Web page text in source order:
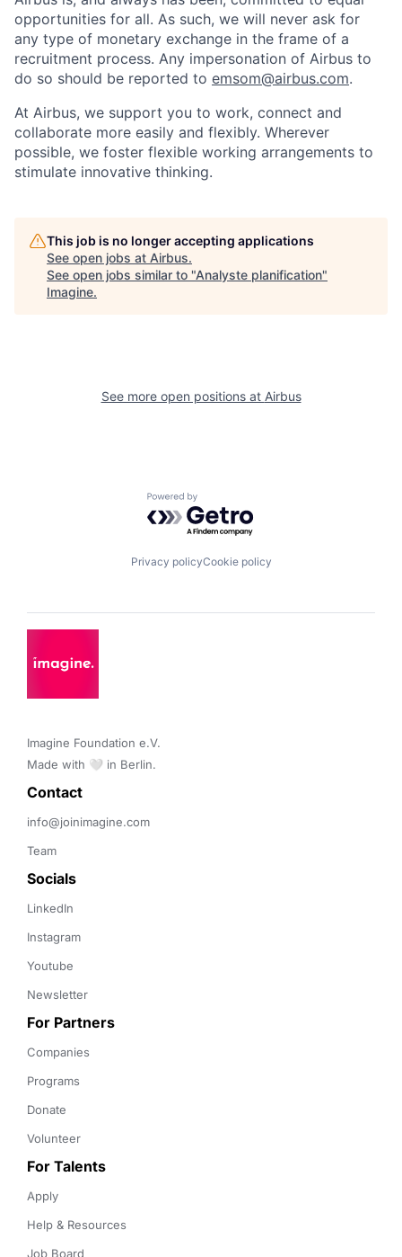
opportunities for all. As such, we will never ask for
any type of monetary exchange in the frame of a
recruitment process. Any impersonation of Airbus to
do so should be reported to emsom@airbus.com.
At Airbus, we support you to work, connect and
collaborate more easily and flexibly. Wherever
possible, we foster flexible working arrangements to
stimulate innovative thinking.
This job is no longer accepting applications
See open jobs at Airbus.
See open jobs similar to "Analyste planification"
Imagine.
See more open positions at Airbus
Powered by Getro.com
Privacy policyCookie policy
Imagine Foundation e.V.
Made with 🤍 in Berlin.
Contact
info@joinimagine.com
Team
Socials
LinkedIn
Instagram
Youtube
Newsletter
For Partners
Companies
Programs
Donate
Volunteer
For Talents
Apply
Help & Resources
Job Board